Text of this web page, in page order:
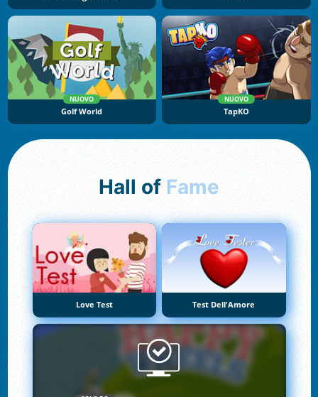
NUOVO
Golf World
NUOVO
TapKO
Hall of Fame
Love Test Test Dell'Amore